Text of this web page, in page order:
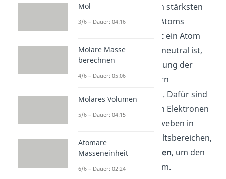
Elementarteilchen
am stärksten
für dieStabilit Atoms
Damit ein Atom
nach außen hin aber neutral ist,
muss die positive Ladung der
Protonen im Atomkern
ausgeglichen werden. Dafür sind
die negativ geladenen Elektronen
zuständig. Diese schweben in
begrenzten Aufenthaltsbereichen,
sogenannten
Orbitalen, um den
Kern des Atoms herum.
Mol
3/6 – Dauer: 04:16
Molare Masse
berechnen
4/6 – Dauer: 05:06
Molares Volumen
5/6 – Dauer: 04:15
Atomare
Masseneinheit
6/6 – Dauer: 02:24